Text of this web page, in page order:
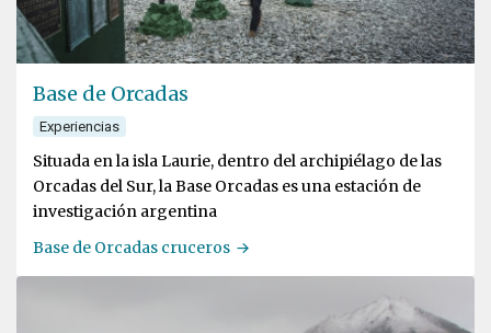
Base de Orcadas
Experiencias
Situada en la isla Laurie, dentro del archipiélago de las
Orcadas del Sur, la Base Orcadas es una estación de
investigación argentina
Base de Orcadas cruceros